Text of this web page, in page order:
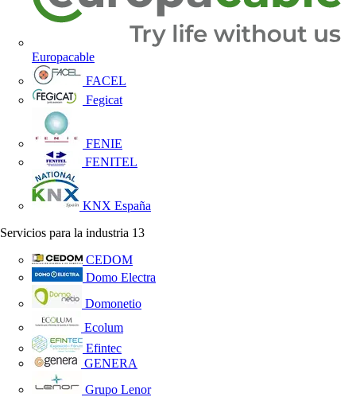
Europacable
FACEL
Fegicat
FENIE
FENITEL
KNX España
Servicios para la industria 13
CEDOM
Domo Electra
Domonetio
Ecolum
Efintec
GENERA
Grupo Lenor